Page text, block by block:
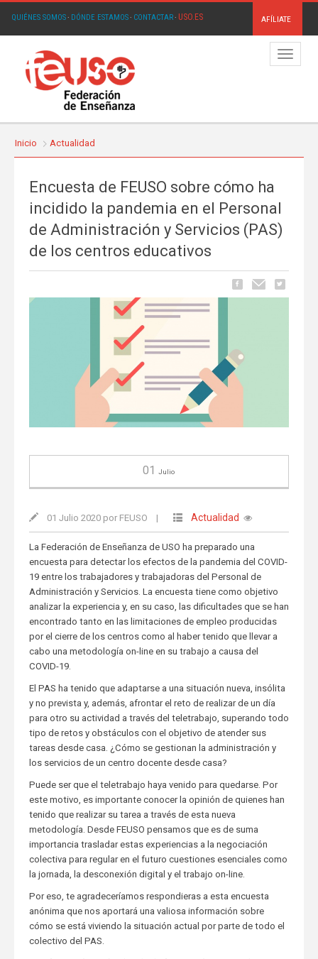
QUIÉNES SOMOS· DÓNDE ESTAMOS· CONTACTAR· USO.ES AFÍLIATE
Menú
Inicio Actualidad
Encuesta de FEUSO sobre cómo ha
incidido la pandemia en el Personal
de Administración y Servicios (PAS)
de los centros educativos
01Julio
01 Julio 2020 por FEUSO | Actualidad
La Federación de Enseñanza de USO ha preparado una
encuesta para detectar los efectos de la pandemia del COVID-
19 entre los trabajadores y trabajadoras del Personal de
Administración y Servicios. La encuesta tiene como objetivo
analizar la experiencia y, en su caso, las dificultades que se han
encontrado tanto en las limitaciones de empleo producidas
por el cierre de los centros como al haber tenido que llevar a
cabo una metodología on-line en su trabajo a causa del
COVID-19.
El PAS ha tenido que adaptarse a una situación nueva, insólita
y no prevista y, además, afrontar el reto de realizar de un día
para otro su actividad a través del teletrabajo, superando todo
tipo de retos y obstáculos con el objetivo de atender sus
tareas desde casa. ¿Cómo se gestionan la administración y
los servicios de un centro docente desde casa?
Puede ser que el teletrabajo haya venido para quedarse. Por
este motivo, es importante conocer la opinión de quienes han
tenido que realizar su tarea a través de esta nueva
metodología. Desde FEUSO pensamos que es de suma
importancia trasladar estas experiencias a la negociación
colectiva para regular en el futuro cuestiones esenciales como
la jornada, la desconexión digital y el trabajo on-line.
Por eso, te agradeceríamos respondieras a esta encuesta
anónima que nos aportará una valiosa información sobre
cómo se está viviendo la situación actual por parte de todo el
colectivo del PAS.